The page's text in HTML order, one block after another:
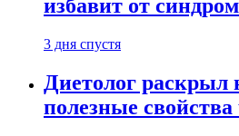
избавит от
3 дня спустя
Диетолог раскрыл
полезные